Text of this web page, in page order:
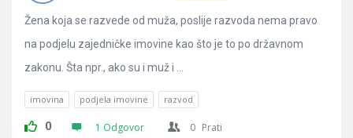
Žena koja se razvede od muža, poslije razvoda nema pravo
na podjelu zajedničke imovine kao što je to po državnom
zakonu. Šta npr., ako su i muž i ...
imovina podjela imovine razvod
0 1 Odgovor 0 Prati